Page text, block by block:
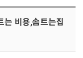
비용,솜트는집